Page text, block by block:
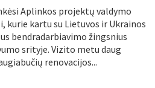
Aplinkos projektų valdymo
kurie kartu su Lietuvos ir Ukrainos
bendradarbiavimo žingsnius
srityje. Vizito metu daug
renovacijos...